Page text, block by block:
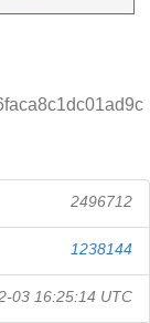
2496712
1238144
03 16:25:14 UTC